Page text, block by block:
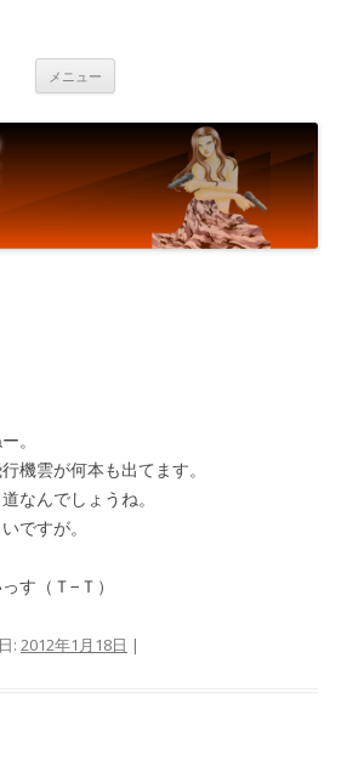
メニュー
ン
ツ
へ
ス
キ
ッ
プ
。
機雲が何本も出てます。
なんでしょうね。
ですが。
す（Ｔ−Ｔ）
: 2012年1月18日 |